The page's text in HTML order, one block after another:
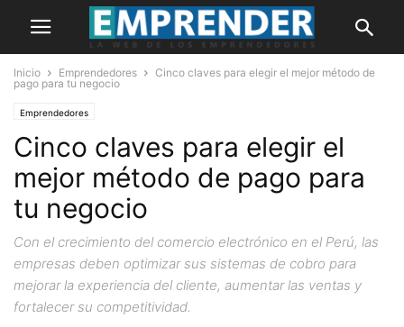
Inicio Emprendedores
Cinco claves para elegir el mejor método de
pago para tu negocio
Emprendedores
Cinco claves para elegir el
mejor método de pago para
tu negocio
Con el crecimiento del comercio electrónico en el Perú, las
empresas deben optimizar sus sistemas de cobro para
mejorar la experiencia del cliente, aumentar las ventas y
fortalecer su competitividad.